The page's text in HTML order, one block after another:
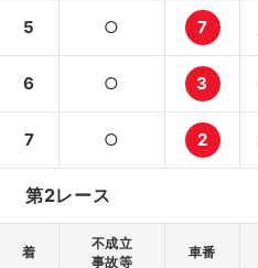
5 ○ 7
6 ○ 3
7 ○ 2
第2レース
着
不成立
事故等
車番